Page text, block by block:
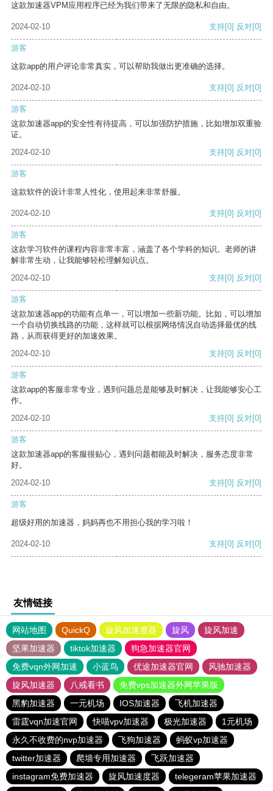
这款加速器VPM应用程序已经为我们带来了无限的隐私和自由。
2024-02-10 支持[0] 反对[0]
游客
这款app的用户评论非常真实，可以帮助我做出更准确的选择。
2024-02-10 支持[0] 反对[0]
游客
这款加速器app的安全性有待提高，可以加强防护措施，比如增加双重验
证。
2024-02-10
支持[0] 反对[0]
游客
这款软件的设计非常人性化，使用起来非常舒服。
2024-02-10 支持[0] 反对[0]
游客
这款学习软件的课程内容非常丰富，涵盖了各个学科的知识。老师的讲
解非常生动，让我能够轻松理解知识点。
2024-02-10
支持[0] 反对[0]
游客
这款加速器app的功能有点单一，可以增加一些新功能。比如，可以增加
一个自动切换线路的功能，这样就可以根据网络情况自动选择最优的线
路，从而获得更好的加速效果。
2024-02-10
支持[0] 反对[0]
游客
这款app的客服非常专业，遇到问题总是能够及时解决，让我能够安心工
作。
2024-02-10
支持[0] 反对[0]
游客
这款加速器app的客服很贴心，遇到问题都能及时解决，服务态度非常
好。
2024-02-10
支持[0] 反对[0]
游客
超级好用的加速器，妈妈再也不用担心我的学习啦！
2024-02-10 支持[0] 反对[0]
友情链接
网站地图 QuickQ 旋风加速度器 旋风
旋风加速
坚果加速器
tiktok加速器
狗急加速器官网
免费vqn外网加速
小蓝鸟 优途加速器官网
风驰加速器
旋风加速器
八戒看书
免费vps加速器外网苹果版
黑豹加速器
一元机场 IOS加速器
飞机加速器
雷霆vqn加速官网
快喵vpv加速器 极光加速器
1元机场
永久不收费的nvp加速器
飞狗加速器
蚂蚁vp加速器
twitter加速器
爬墙专用加速器
飞跃加速器
instagram免费加速器
旋风加速度器
telegeram苹果加速器